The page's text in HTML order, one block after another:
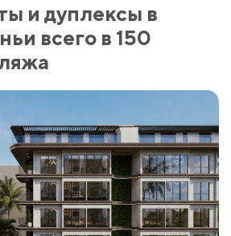
и дуплексы в
всего в 150